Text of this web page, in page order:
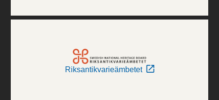
Riksantikvarieämbetet